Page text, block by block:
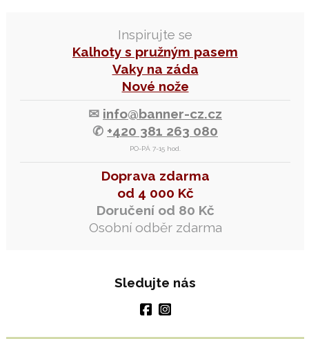
Inspirujte se
Kalhoty s pružným pasem
Vaky na záda
Nové nože
✉ info@banner-cz.cz
✆ +420 381 263 080
PO-PÁ 7-15 hod.
Doprava zdarma
od 4 000 Kč
Doručení od 80 Kč
Osobní odběr zdarma
Sledujte nás